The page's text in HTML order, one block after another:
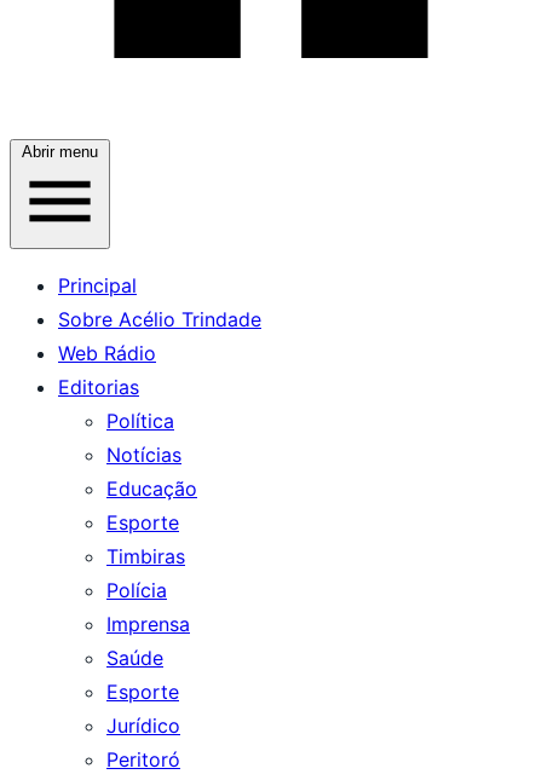
Abrir menu
Principal
Sobre Acélio Trindade
Web Rádio
Editorias
Política
Notícias
Educação
Esporte
Timbiras
Polícia
Imprensa
Saúde
Esporte
Jurídico
Peritoró